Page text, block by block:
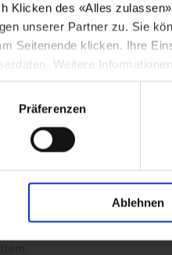
Klicken des «Alles
unserer Partner zu. Sie
Seitenende klicken. Ihre
Weitere
Präferenzen
Ablehnen
*